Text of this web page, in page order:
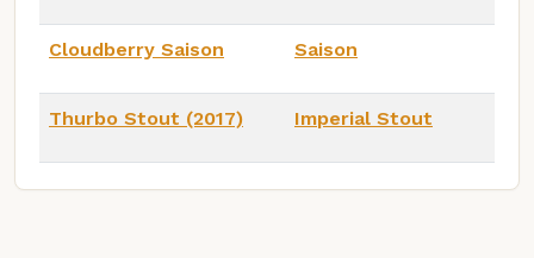
Cloudberry Saison Saison
Thurbo Stout (2017) Imperial Stout